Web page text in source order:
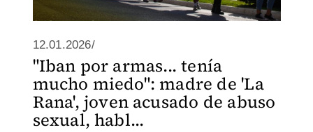
12.01.2026/
"Iban por armas... tenía
mucho miedo": madre de 'La
Rana', joven acusado de abuso
sexual, habl...